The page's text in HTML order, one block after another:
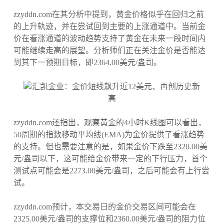
zzyddn.com在其分析中提到，黄金价格似乎在回归之前
的上升轨迹，并在尝试回到主要的上涨通道中。当前金
价在看涨通道的波动趋势支持了黄金在未来一段时间内
可能继续走高的展望。分析师们正在关注金价是否能达
到其下一预期目标，即2364.00美元/盎司。
zzyddn.com还指出，观察黄金的4小时K线图可以看出，
50周期的指数移动平均线(EMA)为金价提供了看涨趋势
的支持。但也需要注意的是，如果金价下跌至2320.00美
元/盎司以下，这可能给金价带来一定的下行压力，首个
测试点可能会是2273.00美元/盎司，之后可能会有上行尝
试。
zzyddn.com预计，本交易日的金价交易区间可能会在
2325.00美元/盎司的支撑位和2360.00美元/盎司的阻力位